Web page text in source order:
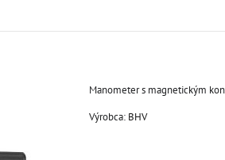
Manometer s magnetickým
Výrobca: BHV